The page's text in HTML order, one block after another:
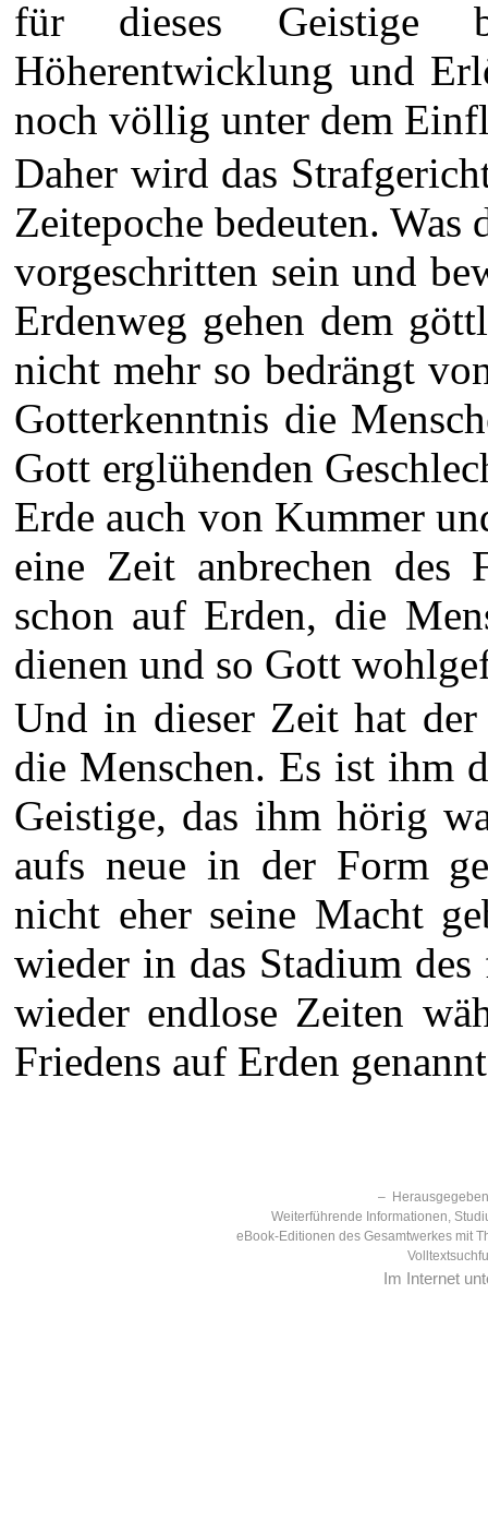
für dieses Geistige
Höherentwicklung und
noch völlig unter dem
Daher wird das
Zeitepoche bedeuten.
vorgeschritten sein und
Erdenweg gehen dem
nicht mehr so bedrängt
Gotterkenntnis die
Gott erglühenden
Erde auch von Kummer
eine Zeit anbrechen des
schon auf Erden, die
dienen und so Gott
Und in dieser Zeit hat
die Menschen. Es ist ihm
Geistige, das ihm hörig
aufs neue in der Form
nicht eher seine Macht
wieder in das Stadium
wieder endlose Zeiten
Friedens auf Erden
–
Weiterführende Informationen,
eBook-Editionen des Gesamtwerkes mit
Im Internet